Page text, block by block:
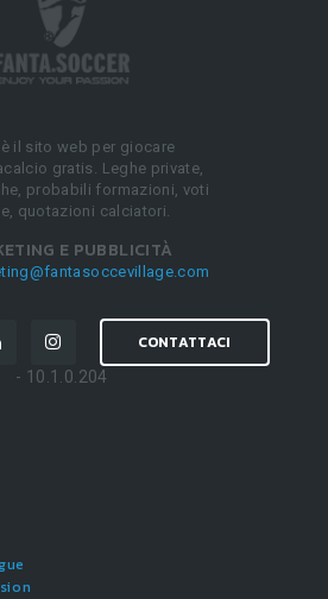
il sito web per giocare
gratis. Leghe private,
probabili formazioni, voti
quotazioni calciatori.
E PUBBLICITÀ
CONTATTACI
- 10.1.0.204